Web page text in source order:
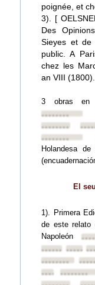
poignée, et
3). [
Des
Sieyes et de
public. A
chez les
an VIII (1800).
3 obras en
••••••••
••••••••
••••••••
Holandesa
El
1). Primera
de este relato
Napoleón
••••••••••••••••
••••••••
••••••••••••••••